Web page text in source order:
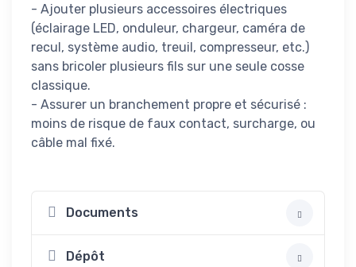
- Ajouter plusieurs accessoires électriques
(éclairage LED, onduleur, chargeur, caméra de
recul, système audio, treuil, compresseur, etc.)
sans bricoler plusieurs fils sur une seule cosse
classique.
- Assurer un branchement propre et sécurisé :
moins de risque de faux contact, surcharge, ou
câble mal fixé.
Documents
Dépôt